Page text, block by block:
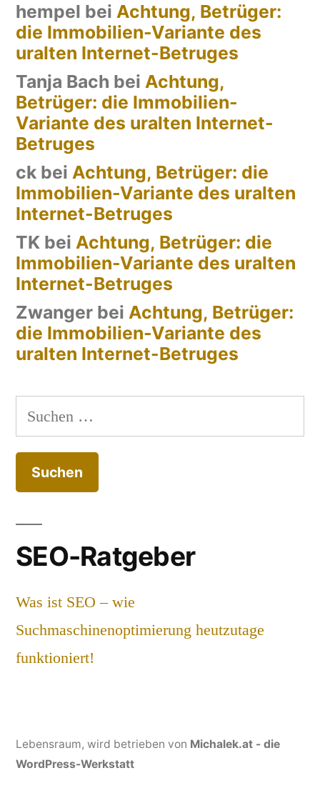
hempel bei Achtung, Betrüger:
die Immobilien-Variante des
uralten Internet-Betruges
Tanja Bach bei Achtung,
Betrüger: die Immobilien-
Variante des uralten Internet-
Betruges
ck bei Achtung, Betrüger: die
Immobilien-Variante des uralten
Internet-Betruges
TK bei Achtung, Betrüger: die
Immobilien-Variante des uralten
Internet-Betruges
Zwanger bei Achtung, Betrüger:
die Immobilien-Variante des
uralten Internet-Betruges
Suchen
nach:
SEO-Ratgeber
Was ist SEO – wie
Suchmaschinenoptimierung heutzutage
funktioniert!
Lebensraum, wird betrieben von Michalek.at - die
WordPress-Werkstatt